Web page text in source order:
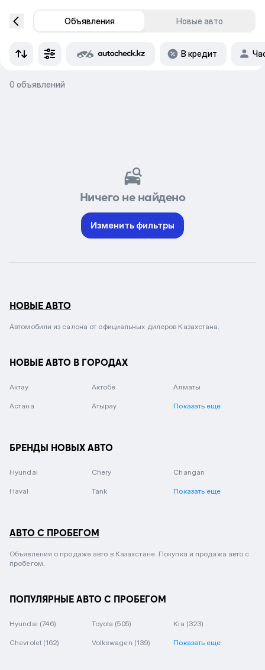
Объявления Новые авто
В кредит
0 объявлений
Ничего не найдено
Изменить фильтры
НОВЫЕ АВТО
Автомобили из салона от официальных дилеров Казахстана.
НОВЫЕ АВТО В ГОРОДАХ
Актау Актобе Алматы
Астана Атырау Показать еще
БРЕНДЫ НОВЫХ АВТО
Hyundai Chery Changan
Haval Tank Показать еще
АВТО С ПРОБЕГОМ
Объявления о продаже авто в Казахстане. Покупка и продажа авто с
пробегом.
ПОПУЛЯРНЫЕ АВТО С ПРОБЕГОМ
Hyundai (746) Toyota (505) Kia (323)
Chevrolet (162) Volkswagen (139) Показать еще